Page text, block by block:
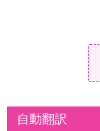
自動翻訳